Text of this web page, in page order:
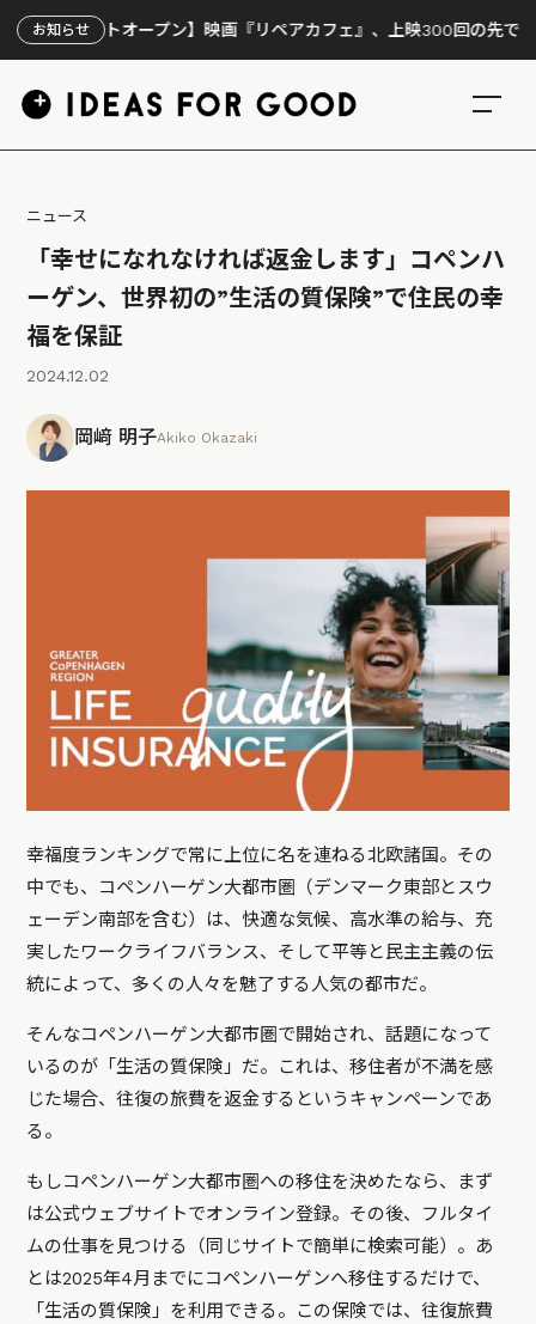
お知らせ
サイトオープン】映画『リペアカフェ』、上映300回の先で見えてき
ニュース
「幸せになれなければ返金します」コペンハ
ーゲン、世界初の”生活の質保険”で住民の幸
福を保証
2024.12.02
岡﨑 明子Akiko Okazaki
幸福度ランキングで常に上位に名を連ねる北欧諸国。その
中でも、コペンハーゲン大都市圏（デンマーク東部とスウ
ェーデン南部を含む）は、快適な気候、高水準の給与、充
実したワークライフバランス、そして平等と民主主義の伝
統によって、多くの人々を魅了する人気の都市だ。
そんなコペンハーゲン大都市圏で開始され、話題になって
いるのが「生活の質保険」だ。これは、移住者が不満を感
じた場合、往復の旅費を返金するというキャンペーンであ
る。
もしコペンハーゲン大都市圏への移住を決めたなら、まず
は公式ウェブサイトでオンライン登録。その後、フルタイ
ムの仕事を見つける（同じサイトで簡単に検索可能）。あ
とは2025年4月までにコペンハーゲンへ移住するだけで、
「生活の質保険」を利用できる。この保険では、往復旅費